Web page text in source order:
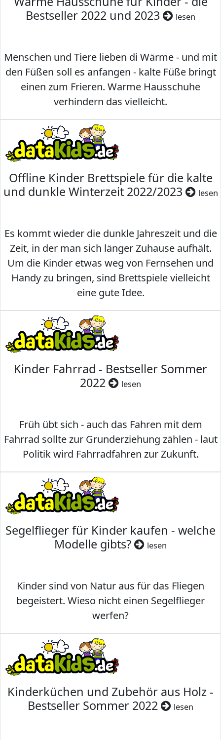
Bestseller 2022 und 2023
lesen
Menschen und Tiere lieben di Wärme - und mit
den Füßen soll es anfangen - kalte Füße bringt
einen zum Frieren. Warme Hausschuhe
verhindern das vielleicht.
Offline Kinder Brettspiele für die kalte
und dunkle Winterzeit 2022/2023
lesen
Es kommt wieder die dunkle Jahreszeit und die
Zeit, in der man sich länger Zuhause aufhält.
Um die Kinder etwas weg von Fernsehen und
Handy zu bringen, sind Brettspiele vielleicht
eine gute Idee.
Kinder Fahrrad - Bestseller Sommer
2022
lesen
Früh übt sich - auch das Fahren mit dem
Fahrrad sollte zur Grunderziehung zählen - laut
Politik wird Fahrradfahren zur Zukunft.
Segelflieger für Kinder kaufen - welche
Modelle gibts?
lesen
Kinder sind von Natur aus für das Fliegen
begeistert. Wieso nicht einen Segelflieger
werfen?
Kinderküchen und Zubehör aus Holz -
Bestseller Sommer 2022
lesen